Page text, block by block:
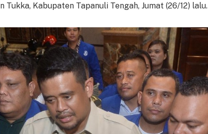
Tukka, Kabupaten Tapanuli Tengah, Jumat (26/12) lalu.